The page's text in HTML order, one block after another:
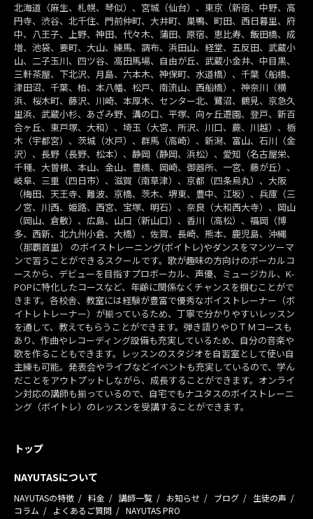
北海道（麻生、札幌、琴似）、宮城（仙台）、東京（新宿、中野、高
円寺、渋谷、北千住、門前仲町、大井町、巣鴨、町田、西日暮里、府
中、八王子、上野、神田、代々木、蒲田、原宿、恵比寿、飯田橋、成
増、池袋、要町、大山、練馬、調布、浜田山、経堂、五反田、武蔵小
山、二子玉川、四ツ谷、高田馬場、自由が丘、武蔵小金井、中目黒、
三軒茶屋、下北沢、月島、六本木、神保町、水道橋）、千葉（船橋、
津田沼、千葉、柏、本八幡、松戸、南流山、西船橋）、神奈川（横
浜、桜木町、藤沢、川崎、本厚木、センター北、鷺沼、鶴見、京急久
里浜、武蔵小杉、あざみ野、溝の口、平塚、向ヶ丘遊園、登戸、新百
合ヶ丘、東戸塚、大和）、埼玉（大宮、所沢、川口、蕨、川越）、栃
木（宇都宮）、茨城（水戸）、群馬（高崎）、新潟、富山、石川（金
沢）、長野（長野、松本）、静岡（静岡、浜松）、愛知（名古屋栄、
千種、大曽根、本山、金山、豊橋、岡崎、御器所、一宮、藤が丘）、
岐阜、三重（四日市）、滋賀（南草津）、京都（四条烏丸）、大阪
（梅田、天王寺、難波、京橋、茨木、堺東、豊中、江坂）、兵庫（三
ノ宮、川西、姫路、西宮、宝塚、明石）、奈良（大和西大寺）、岡山
（岡山、倉敷）、広島、山口（新山口）、香川（高松）、福岡（博
多、西新、北九州小倉、大橋）、佐賀、長崎、熊本、鹿児島、沖縄
（那覇首里） のボイストレーニング(ボイトレ)やダンスをマンツーマ
ンで習うことができるスクールです。歌が趣味の方向けのボーカルコ
ースから、デビューを目指すプロボーカル、声優、ミュージカル、K-
POPに特化したコースなど、年齢に関係なくチャンスを掴むことがで
きます。各校舎、教室には経験が豊富で優秀なボイストレーナー（ボ
イトレトレーナー）が揃っているため、丁寧で分かりやすいレッスン
を通して、教えてもらうことができます。弾き語りやＤＴＭコースも
あり、作曲やレコーディング設備も充実しているため、自分の音楽や
歌を作ることもできます。レッスンのスタジオを自習室として使い自
主練も可能。発表会やライブなどイベントも充実しているので、学ん
だことをアウトプットしながら、成長することができます。オンライ
ン対応の講師も揃っているので、自宅でもナユタスのボイストレーニ
ング（ボイトレ）のレッスンを受講することができます。
トップ
NAYUTASについて
NAYUTASの特徴 料金 講師一覧 お知らせ ブログ
生徒の声
コラム
よくあるご質問 NAYUTAS PRO